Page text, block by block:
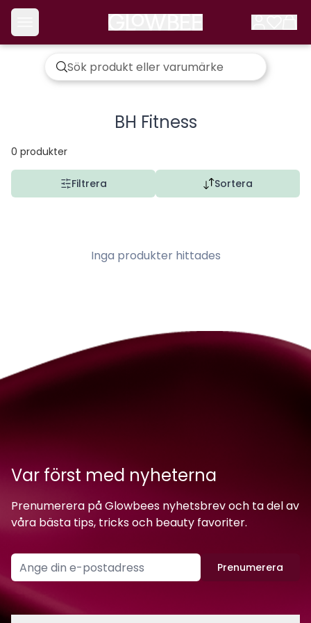
BH Fitness
0 produkter
Filtrera Sortera
Inga produkter hittades
Var först med nyheterna
Prenumerera på Glowbees nyhetsbrev och ta del av
våra bästa tips, tricks och beauty favoriter.
Prenumerera